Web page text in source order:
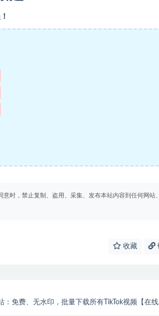
时，禁止复制、盗用、采集、发布本站内容到任何网站
收藏
站：免费、无水印，批量下载所有TikTok视频【在